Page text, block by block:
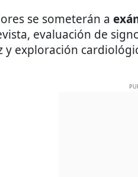
se someterán a
evaluación de
y exploración